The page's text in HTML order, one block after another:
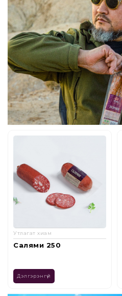
Утлагат хиам
Уулчин 100г
Дэлгэрэнгүй